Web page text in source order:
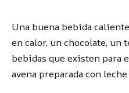
Una buena bebida
en calor, un chocolate, un
bebidas que existen para
avena preparada con